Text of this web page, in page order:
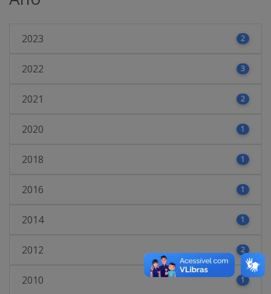
2023 2
2022 3
2021 2
2020 1
2018 1
2016 1
2014 1
2012 2
2010 1